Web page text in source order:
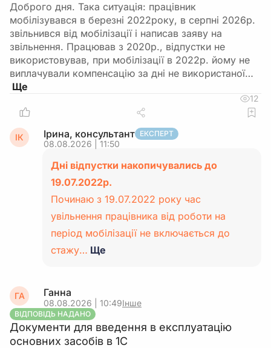
Доброго дня. Така ситуація: працівник
мобілізувався в березні 2022року, в серпні 2026р.
звільнився від мобілізації і написав заяву на
звільнення. Працював з 2020р., відпустки не
використовував, при мобілізації в 2022р. йому не
виплачували компенсацію за дні не використаної…
12
ІК Ірина, консультант ЕКСПЕРТ
08.08.2026 | 11:50
Дні відпустки накопичувались до
19.07.2022р.
Починаю з 19.07.2022 року час
увільнення працівника від роботи на
період мобілізації не включається до
стажу… Ще
ГА Ганна
08.08.2026 | 10:49Інше
ВІДПОВІДЬ НАДАНО
Документи для введення в експлуатацію
основних засобів в 1С